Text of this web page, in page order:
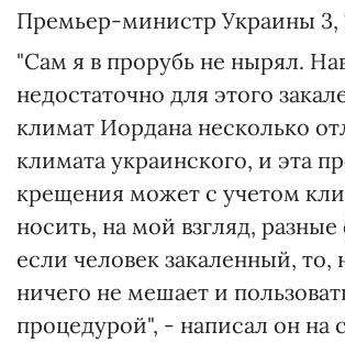
Премьер-министр Украины 3,
"Сам я в прорубь не нырял.
недостаточно для этого
климат Иордана несколько
климата украинского, и эта
крещения может с учетом
носить, на мой взгляд,
если человек закаленный, то,
ничего не мешает и
процедурой", - написал он на